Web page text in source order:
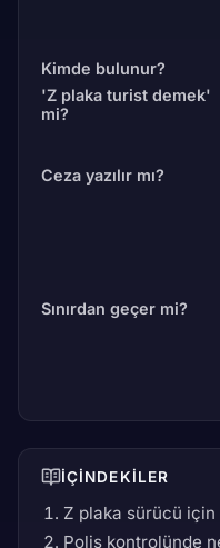
Kimde bulunur?
'Z plaka turist demek'
mi?
Ceza yazılır mı?
Sınırdan geçer mi?
İÇINDEKILER
Z plaka sürücü
Polis kontrolünde